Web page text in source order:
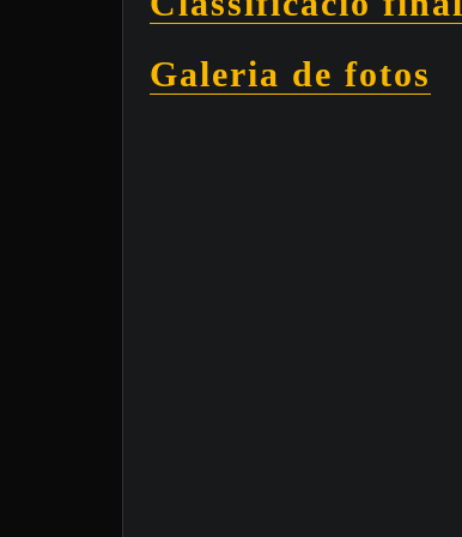
Galeria de fotos